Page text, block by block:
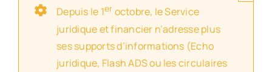
Depuis le 1er octobre, le Service
juridique et financier n’adresse plus
ses supports d’informations (Echo
juridique, Flash ADS ou les circulaires